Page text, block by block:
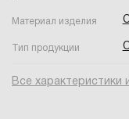
Материал изделия
Тип продукции
Все характеристики